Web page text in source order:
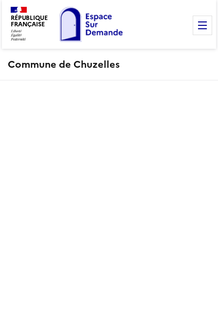
RÉPUBLIQUE
FRANÇAISE
Commune de Chuzelles